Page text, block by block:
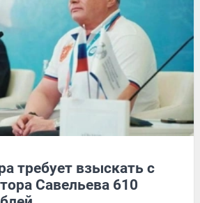
требует взыскать с
Савельева 610